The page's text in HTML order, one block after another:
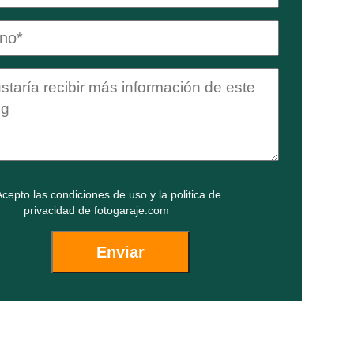
lascondiciones de usoy la politica de
privacidadde fotogaraje.com